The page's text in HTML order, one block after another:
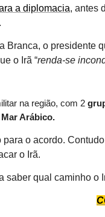
a diplomacia, antes
Branca, o presidente
o Irã “renda-se
na região, com 2
Arábico.
o acordo.
o Irã.
qual caminho o